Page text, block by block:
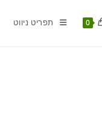
0 תפריט ניווט